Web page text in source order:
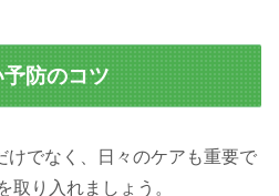
防のコツ
けでなく、日々のケアも重要で
取り入れましょう。